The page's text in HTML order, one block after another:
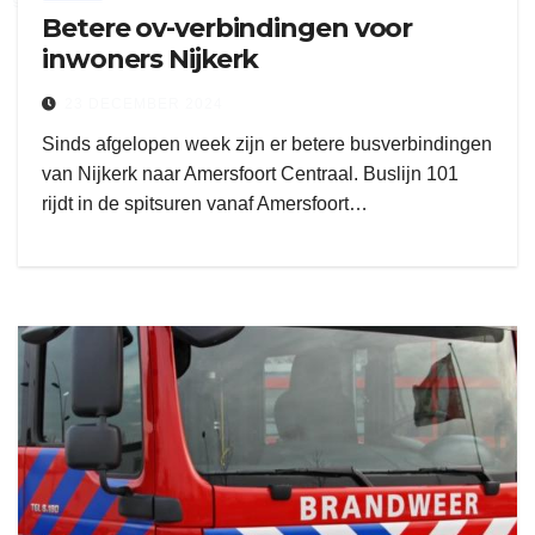
Betere ov-verbindingen voor
inwoners Nijkerk
Sinds afgelopen week zijn er betere busverbindingen
van Nijkerk naar Amersfoort Centraal. Buslijn 101
rijdt in de spitsuren vanaf Amersfoort…